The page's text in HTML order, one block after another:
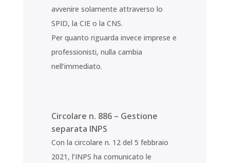
avvenire solamente attraverso lo
SPID, la CIE o la CNS.
Per quanto riguarda invece imprese e
professionisti, nulla cambia
nell’immediato.
Circolare n. 886 – Gestione
separata INPS
Con la circolare n. 12 del 5 febbraio
2021, l’INPS ha comunicato le